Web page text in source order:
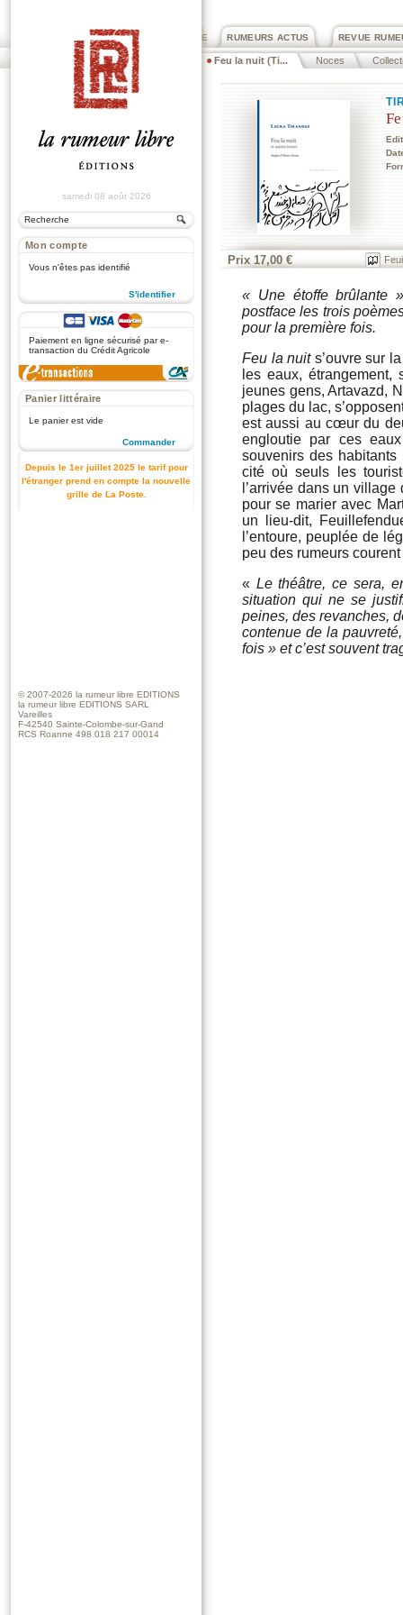
REVUE
RUMEURS ACTUS
PRIX ROGER DEXTRE
Feu la nuit (Ti... Noces
samedi 08 août 2026
Mon compte
Vous n'êtes pas identifié
S'identifier
Paiement en ligne sécurisé par e-
transaction du Crédit Agricole
Panier littéraire
Le panier est vide
Commander
Depuis le 1er juillet 2025 le tarif pour
l'étranger prend en compte la nouvelle
grille de La Poste.
Prix 17,00 €
« Une étoffe brûlante
postface les trois
pour la première fois.
Feu la nuit s’ouvre sur
les eaux,
jeunes gens, Artavazd,
plages du lac,
est aussi au cœur du
engloutie par ces
souvenirs des
cité où seuls les
l’arrivée dans un
pour se marier avec
un lieu-dit,
l’entoure, peuplée de
peu des rumeurs
« Le théâtre, ce sera,
situation qui ne se
peines, des revanches,
contenue de la
fois » et c’est souvent
© 2007-2026 la rumeur libre EDITIONS
la rumeur libre EDITIONS SARL
Vareilles
F-42540 Sainte-Colombe-sur-Gand
RCS Roanne 498 018 217 00014